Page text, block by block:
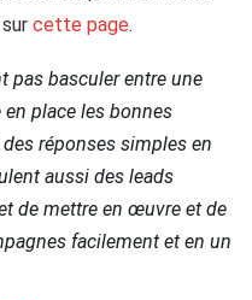
cette page.
pas basculer entre une
place les bonnes
réponses simples en
aussi des leads
de mettre en œuvre et de
facilement et en un